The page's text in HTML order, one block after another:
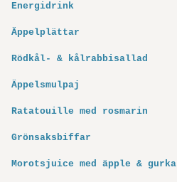
Energidrink
Äppelplättar
Rödkål- & kålrabbisallad
Äppelsmulpaj
Ratatouille med rosmarin
Grönsaksbiffar
Morotsjuice med äpple & gurka